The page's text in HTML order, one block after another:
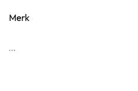
Merk
...